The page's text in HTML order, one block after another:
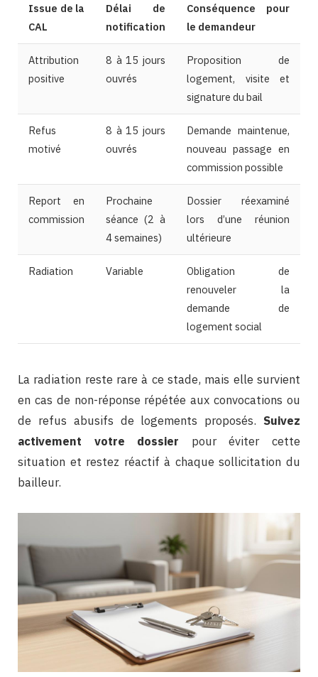
Issue de la
CAL
Délai de
notification
Conséquence pour
le demandeur
Attribution
positive
8 à 15 jours
ouvrés
Proposition de
logement, visite et
signature du bail
Refus
motivé
8 à 15 jours
ouvrés
Demande maintenue,
nouveau passage en
commission possible
Report en
commission
Prochaine
séance (2 à
4 semaines)
Dossier réexaminé
lors d’une réunion
ultérieure
Radiation Variable
Obligation de
renouveler la
demande de
logement social
La radiation reste rare à ce stade, mais elle survient
en cas de non-réponse répétée aux convocations ou
de refus abusifs de logements proposés. Suivez
activement votre dossier pour éviter cette
situation et restez réactif à chaque sollicitation du
bailleur.